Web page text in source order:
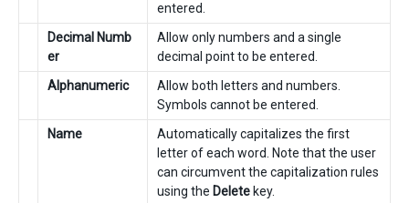
entered.
Decimal Numb
er
Allow only numbers and a single
decimal point to be entered.
Alphanumeric
Allow both letters and numbers.
Symbols cannot be entered.
Name
Automatically capitalizes the first
letter of each word. Note that the user
can circumvent the capitalization rules
using the Delete key.